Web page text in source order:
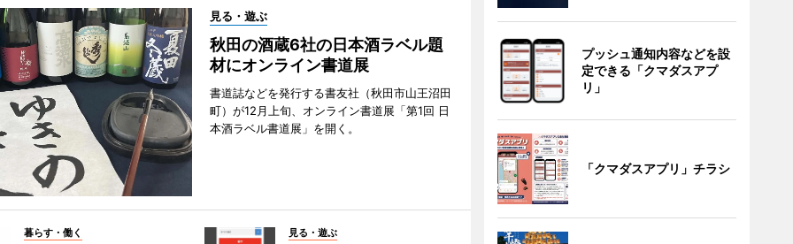
見る・遊ぶ
秋田の酒蔵6社の日本酒ラベル題
材にオンライン書道展
書道誌などを発行する書友社（秋田市山王沼田
町）が12月上旬、オンライン書道展「第1回 日
本酒ラベル書道展」を開く。
暮らす・働く 見る・遊ぶ
プッシュ通知内容などを設
定できる「クマダスアプ
リ」
「クマダスアプリ」チラシ